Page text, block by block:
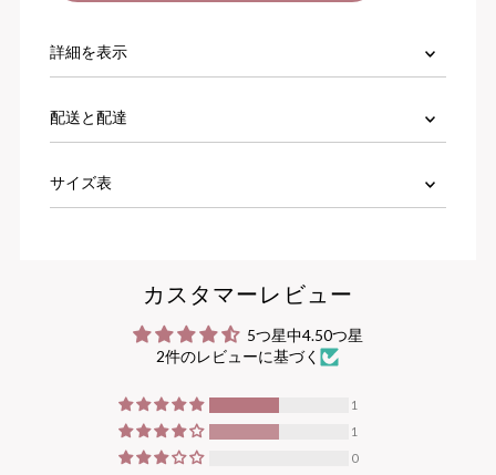
詳細を表示
配送と配達
サイズ表
カスタマーレビュー
5つ星中4.50つ星
2件のレビューに基づく
1
1
0